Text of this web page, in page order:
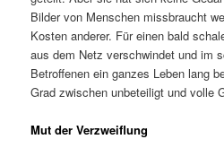
Bilder von Menschen missbraucht
Kosten anderer. Für einen bald
aus dem Netz verschwindet und im
Betroffenen ein ganzes Leben lang
Grad zwischen unbeteiligt und volle
Mut der Verzweiflung